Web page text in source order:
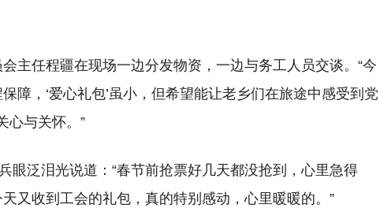
主任程疆在现场一边分发物资，一边与务工人员交谈。“今
障，‘爱心礼包’虽小，但希望能让老乡们在旅途中感受到党
心与关怀。”
眼泛泪光说道：“春节前抢票好几天都没抢到，心里急得
又收到工会的礼包，真的特别感动，心里暖暖的。”